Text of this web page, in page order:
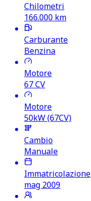
Chilometri
166.000 km
Carburante
Benzina
Motore
67CV
Motore
50kW (67CV)
Cambio
Manuale
Immatricolazione
mag 2009